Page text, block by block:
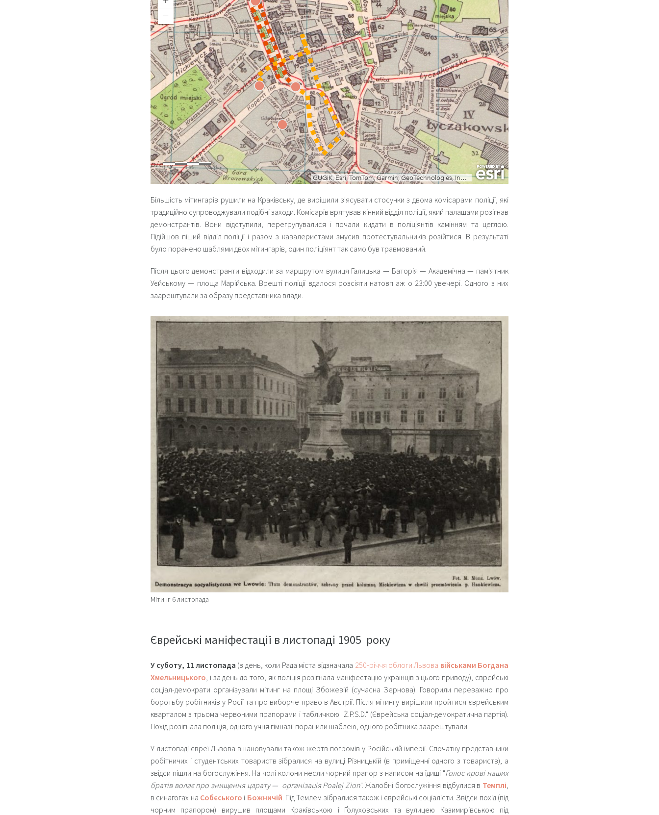
Більшість мітингарів рушили на Краківську, де вирішили з'ясувати стосунки з двома комісарами поліції, які
традиційно супроводжували подібні заходи. Комісарів врятував кінний відділ поліції, який палашами розігнав
демонстрантів. Вони відступили, перегрупувалися і почали кидати в поліціянтів камінням та цеглою.
Підійшов піший відділ поліції і разом з кавалеристами змусив протестувальників розійтися. В результаті
було поранено шаблями двох мітингарів, один поліціянт так само був травмований.
Після цього демонстранти відходили за маршрутом вулиця Галицька — Баторія — Академічна — пам'ятник
Уєйському — площа Марійська. Врешті поліції вдалося розсіяти натовп аж о 23:00 увечері. Одного з них
заарештували за образу представника влади.
Мітинг 6 листопада
Єврейські маніфестації в листопаді 1905 року
У суботу, 11 листопада (в день, коли Рада міста відзначала 250-річчя облоги Львова військами Богдана
Хмельницького , і за день до того, як поліція розігнала маніфестацію українців з цього приводу), єврейські
соціал-демократи організували мітинг на площі Збожевій (сучасна Зернова). Говорили переважно про
боротьбу робітників у Росії та про виборче право в Австрії. Після мітингу вирішили пройтися єврейським
кварталом з трьома червоними прапорами і табличкою "Ż.P.S.D." (Єврейська соціал-демократична партія).
Похід розігнала поліція, одного учня гімназії поранили шаблею, одного робітника заарештували.
У листопаді євреї Львова вшановували також жертв погромів у Російській імперії. Спочатку представники
робітничих і студентських товариств зібралися на вулиці Різницькій (в приміщенні одного з товариств), а
звідси пішли на богослужіння. На чолі колони несли чорний прапор з написом на їдиші "Голос крові наших
братів волає про знищення царату — організація Poalej Zion". Жалобні богослужіння відбулися в Темплі
в синагогах на Собєського і Божничій . Під Темлем зібралися також і єврейські соціалісти. Звідси похід (під
чорним прапором) вирушив площами Краківською і Ґолуховських та вулицею Казимирівською під